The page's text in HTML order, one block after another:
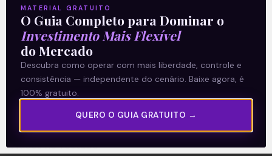
Sobre nós
Termos e Condições
Política de Privacidade
Explore
E Eu Com Isso?
Vídeos no Youtube
MATERIAL GRATUITO
O Guia Completo para Dominar o
Investimento Mais Flexível
do Mercado
Descubra como operar com mais liberdade, controle e
consistência — independente do cenário. Baixe agora, é
100% gratuito.
QUERO O GUIA GRATUITO →